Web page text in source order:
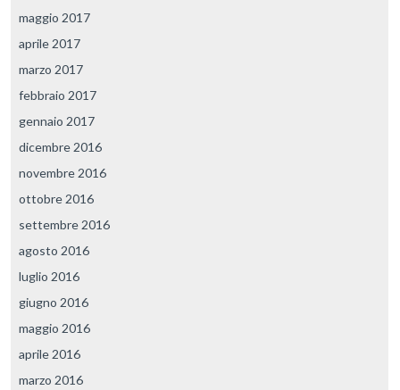
maggio 2017
aprile 2017
marzo 2017
febbraio 2017
gennaio 2017
dicembre 2016
novembre 2016
ottobre 2016
settembre 2016
agosto 2016
luglio 2016
giugno 2016
maggio 2016
aprile 2016
marzo 2016